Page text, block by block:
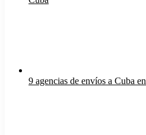
9 agencias de envíos a Cuba